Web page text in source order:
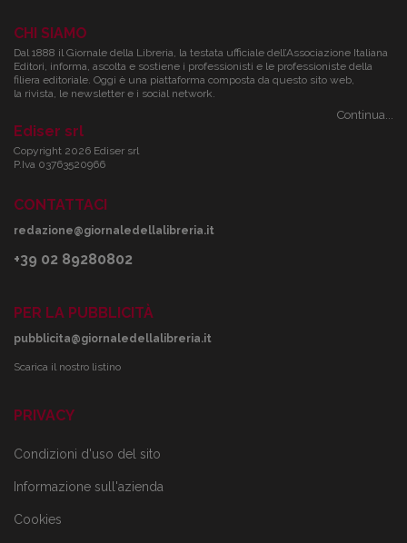
CHI SIAMO
Dal 1888 il Giornale della Libreria, la testata ufficiale dell’Associazione Italiana
Editori, informa, ascolta e sostiene i professionisti e le professioniste della
filiera editoriale. Oggi è una piattaforma composta da questo sito web,
la rivista, le newsletter e i social network.
Continua...
Ediser srl
Copyright 2026 Ediser srl
P.Iva 03763520966
CONTATTACI
redazione@giornaledellalibreria.it
+39 02 89280802
PER LA PUBBLICITÀ
pubblicita@giornaledellalibreria.it
Scarica il nostro listino
PRIVACY
Condizioni d'uso del sito
Informazione sull'azienda
Cookies